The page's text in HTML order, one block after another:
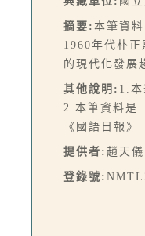
摘要: 本筆資
1960年代朴
的現代化發展
其他說明: 1.本
2.本筆資料是
《國語日報
提供者: 趙天儀
登錄號: